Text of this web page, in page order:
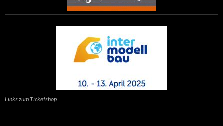
Links zum Ticketshop